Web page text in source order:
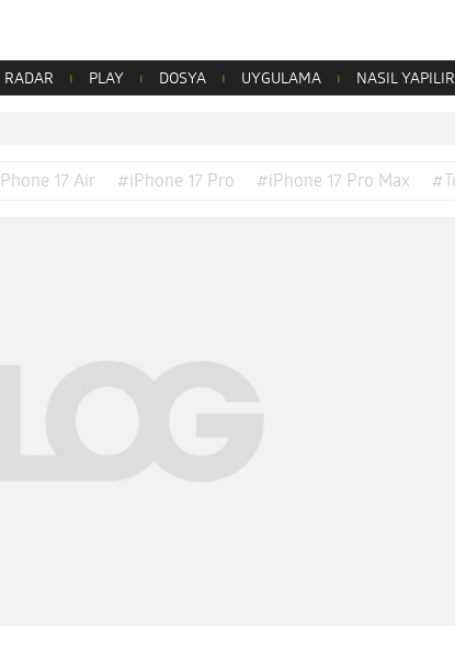
RADAR PLAY DOSYA UYGULAMA NASIL
17 Air #iPhone 17 Pro #iPhone 17 Pro Max